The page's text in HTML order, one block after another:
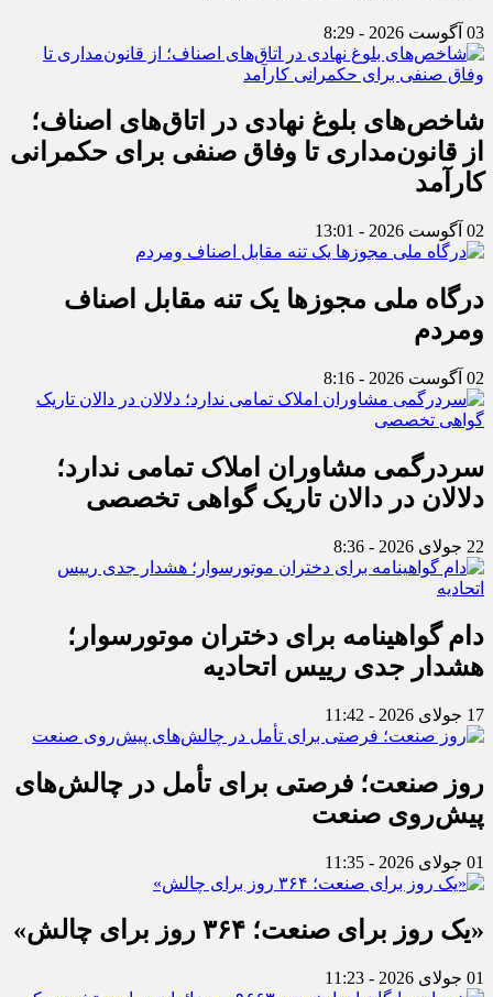
03 آگوست 2026 - 8:29
شاخص‌های بلوغ نهادی در اتاق‌های اصناف؛
از قانون‌مداری تا وفاق صنفی برای حکمرانی
کارآمد
02 آگوست 2026 - 13:01
درگاه ملی مجوزها یک تنه مقابل اصناف
ومردم
02 آگوست 2026 - 8:16
سردرگمی مشاوران املاک تمامی ندارد؛
دلالان در دالان تاریک گواهی تخصصی
22 جولای 2026 - 8:36
دام گواهینامه برای دختران موتورسوار؛
هشدار جدی رییس اتحادیه
17 جولای 2026 - 11:42
روز صنعت؛ فرصتی برای تأمل در چالش‌های
پیش‌روی صنعت
01 جولای 2026 - 11:35
«یک روز برای صنعت؛ ۳۶۴ روز برای چالش»
01 جولای 2026 - 11:23